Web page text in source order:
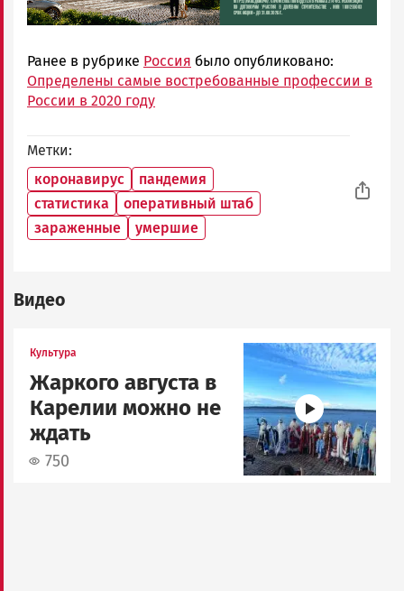
Ранее в рубрике Россия было опубликовано:
Определены самые востребованные профессии в
России в 2020 году
Метки
коронавирус
пандемия
статистика
оперативный штаб
зараженные
умершие
Видео
Культура
Жаркого августа в
Карелии можно не
ждать
750
Image